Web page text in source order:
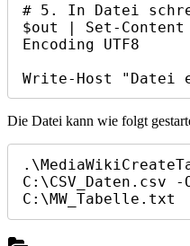
# 5. In Datei
$out | Set-
Encoding UTF8
Die Datei kann wie folgt
C:\CSV_Daten.csv
C:\MW_Tabelle.txt